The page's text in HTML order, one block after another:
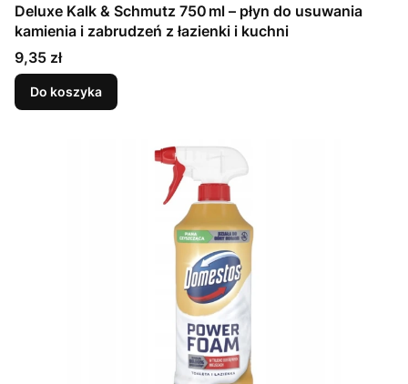
Deluxe Kalk & Schmutz 750 ml – płyn do usuwania
kamienia i zabrudzeń z łazienki i kuchni
Cena
9,35 zł
Do koszyka